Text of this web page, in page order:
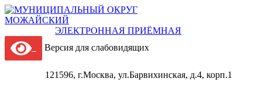
ЭЛЕКТРОННАЯ ПРИЁМНАЯ
Версия для слабовидящих
121596, г.Москва, ул.Барвихинская, д.4, корп.1